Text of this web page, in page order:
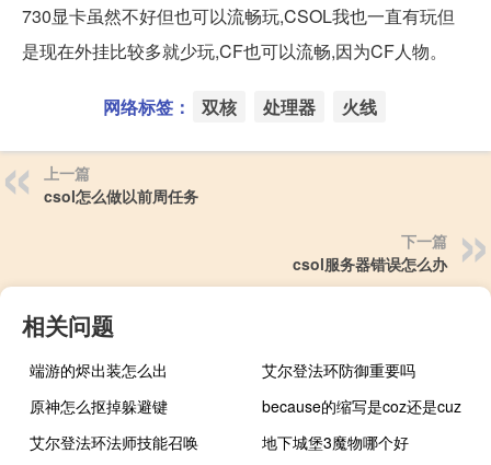
730显卡虽然不好但也可以流畅玩,CSOL我也一直有玩但
是现在外挂比较多就少玩,CF也可以流畅,因为CF人物。
网络标签： 双核 处理器 火线
上一篇
csol怎么做以前周任务
下一篇
csol服务器错误怎么办
相关问题
端游的烬出装怎么出
艾尔登法环防御重要吗
原神怎么抠掉躲避键
because的缩写是coz还是cuz
艾尔登法环法师技能召唤
地下城堡3魔物哪个好